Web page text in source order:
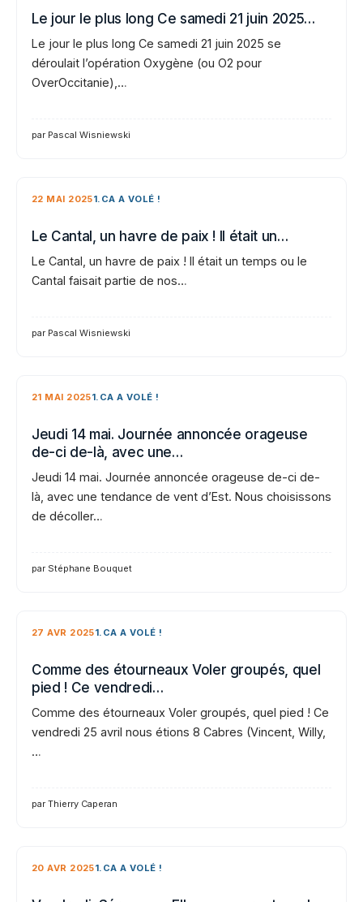
Le jour le plus long Ce samedi 21 juin 2025…
Le jour le plus long Ce samedi 21 juin 2025 se
déroulait l’opération Oxygène (ou O2 pour
OverOccitanie),…
par Pascal Wisniewski
22 MAI 20251.CA A VOLÉ !
Le Cantal, un havre de paix ! Il était un…
Le Cantal, un havre de paix ! Il était un temps ou le
Cantal faisait partie de nos…
par Pascal Wisniewski
21 MAI 20251.CA A VOLÉ !
Jeudi 14 mai. Journée annoncée orageuse
de-ci de-là, avec une…
Jeudi 14 mai. Journée annoncée orageuse de-ci de-
là, avec une tendance de vent d’Est. Nous choisissons
de décoller…
par Stéphane Bouquet
27 AVR 20251.CA A VOLÉ !
Comme des étourneaux Voler groupés, quel
pied ! Ce vendredi…
Comme des étourneaux Voler groupés, quel pied ! Ce
vendredi 25 avril nous étions 8 Cabres (Vincent, Willy,
…
par Thierry Caperan
20 AVR 20251.CA A VOLÉ !